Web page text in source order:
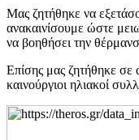
Μας ζητήθηκε να
ανακαινίσουμε ώστε
να βοηθήσει την
Επίσης μας ζητήθηκε
καινούργιοι ηλιακοί